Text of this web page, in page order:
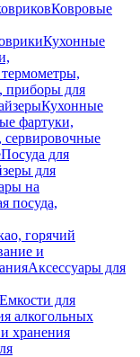
Ковровые
Кухонные
для
Кухонные
фартуки,
сервировочные
Посуда для
для
на
посуда,
горячий
и
Аксессуары для
Емкости для
алкогольных
хранения